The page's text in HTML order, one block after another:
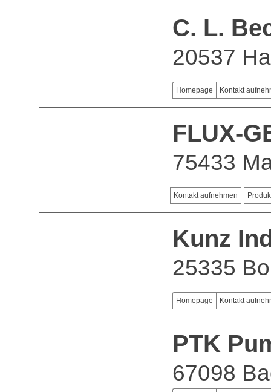
C. L.
20537
Homepage Kontakt
FLUX-
75433
Kontakt aufnehmen
Kunz
25335
Homepage Kontakt
PTK
67098